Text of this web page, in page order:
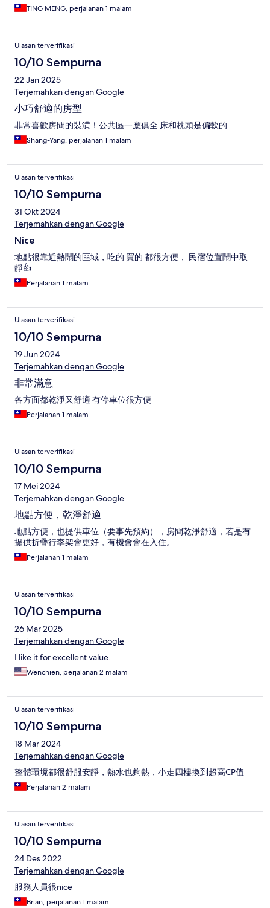
TING MENG, perjalanan 1 malam
Ulasan terverifikasi
10/10 Sempurna
22 Jan 2025
Terjemahkan dengan Google
小巧舒適的房型
非常喜歡房間的裝潢！公共區一應俱全 床和枕頭是偏軟的
Shang-Yang, perjalanan 1 malam
Ulasan terverifikasi
10/10 Sempurna
31 Okt 2024
Terjemahkan dengan Google
Nice
地點很靠近熱鬧的區域，吃的 買的 都很方便， 民宿位置鬧中取
靜👍
Perjalanan 1 malam
Ulasan terverifikasi
10/10 Sempurna
19 Jun 2024
Terjemahkan dengan Google
非常滿意
各方面都乾淨又舒適 有停車位很方便
Perjalanan 1 malam
Ulasan terverifikasi
10/10 Sempurna
17 Mei 2024
Terjemahkan dengan Google
地點方便，乾淨舒適
地點方便，也提供車位（要事先預約），房間乾淨舒適，若是有
提供折疊行李架會更好，有機會會在入住。
Perjalanan 1 malam
Ulasan terverifikasi
10/10 Sempurna
26 Mar 2025
Terjemahkan dengan Google
I like it for excellent value.
Wenchien, perjalanan 2 malam
Ulasan terverifikasi
10/10 Sempurna
18 Mar 2024
Terjemahkan dengan Google
整體環境都很舒服安靜，熱水也夠熱，小走四樓換到超高CP值
Perjalanan 2 malam
Ulasan terverifikasi
10/10 Sempurna
24 Des 2022
Terjemahkan dengan Google
服務人員很nice
Brian, perjalanan 1 malam